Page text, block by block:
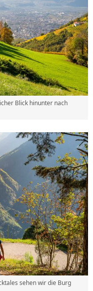
Blick hinunter nach
sehen wir die Burg